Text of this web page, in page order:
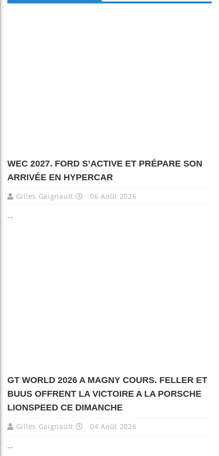
WEC 2027. FORD S’ACTIVE ET PRÉPARE SON
ARRIVÉE EN HYPERCAR
Gilles Gaignault 06 Août 2026
...
GT WORLD 2026 A MAGNY COURS. FELLER ET
BUUS OFFRENT LA VICTOIRE A LA PORSCHE
LIONSPEED CE DIMANCHE
Gilles Gaignault 04 Août 2026
...